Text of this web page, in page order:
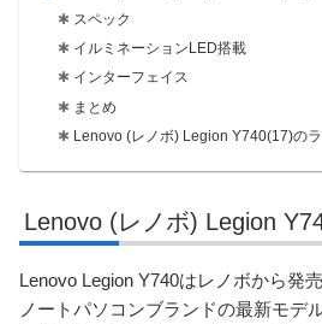
スペック
イルミネーションLED搭載
インターフェイス
まとめ
Lenovo (レノボ) Legion Y740(17)の
Lenovo (レノボ) Legion
Lenovo Legion Y740はレノボから発
ノートパソコンブランドの最新モデ